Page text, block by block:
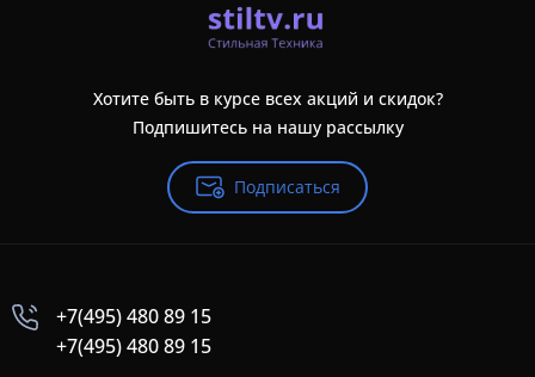
Хотите быть в курсе всех акций и скидок?
Подпишитесь на нашу рассылку
Подписаться
+7(495) 480 89 15
+7(495) 480 89 15